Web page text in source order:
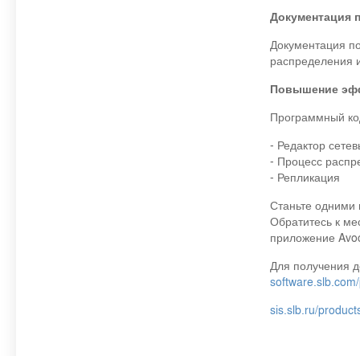
Документация
Документация
распределения
Повышение
Программный
- Редактор
- Процесс
- Репликация
Станьте одними
Обратитесь к
приложение
Для получения
sis.slb.ru/